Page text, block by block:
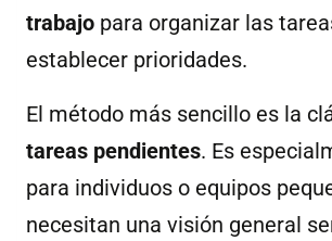
trabajo para organizar las
establecer prioridades.
El método más sencillo es la
tareas pendientes. Es
para individuos o equipos
necesitan una visión general